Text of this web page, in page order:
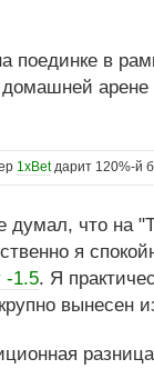
в
1xBetдарит 120%-й
что на
я
-1.5. Я
вынесен